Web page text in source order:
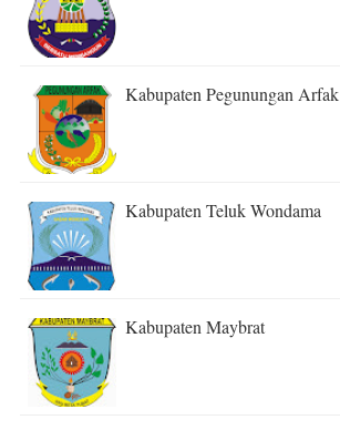
Kabupaten Pegunungan Arfak
Kabupaten Teluk Wondama
Kabupaten Maybrat